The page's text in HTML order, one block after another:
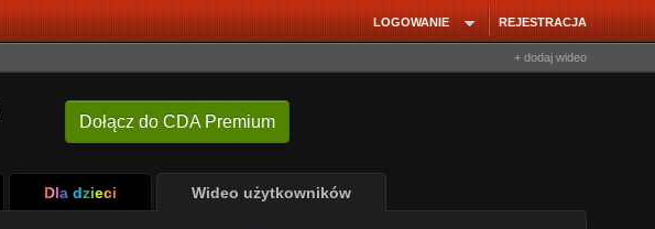
REJESTRACJA
LOGOWANIE
+ dodaj wideo
Dołącz do CDA Premium
Dla dzieci Wideo użytkowników